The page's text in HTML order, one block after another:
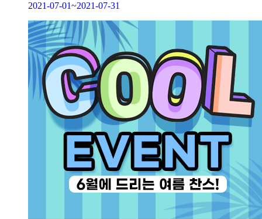
2021-07-01~2021-07-31